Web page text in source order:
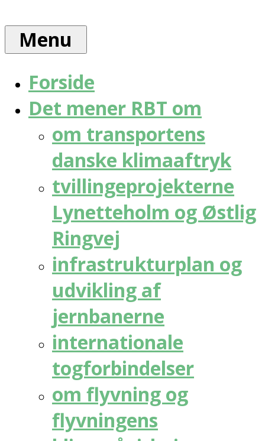
content
for
bæredygtig
trafik
Menu
Forside
Det mener RBT om
om transportens
danske klimaaftryk
tvillingeprojekterne
Lynetteholm og Østlig
Ringvej
infrastrukturplan og
udvikling af
jernbanerne
internationale
togforbindelser
om flyvning og
flyvningens